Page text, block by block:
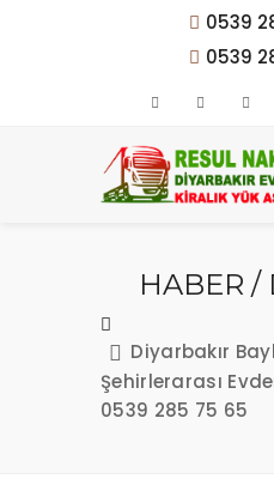
0539
0539
HABER /
Diyarbakır
Şehirlerarası
0539 285 75 65